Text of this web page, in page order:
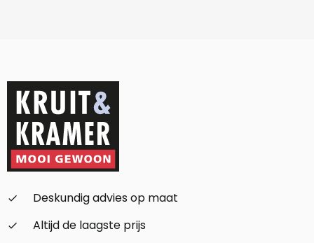
check_small
Deskundig advies op maat
check_small
Altijd de laagste prijs